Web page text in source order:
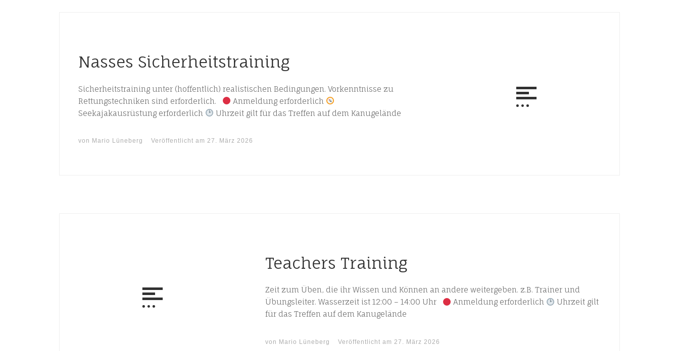
Nasses Sicherheitstraining
Sicherheitstraining unter (hoffentlich) realistischen Bedingungen. Vorkenntnisse zu
Rettungstechniken sind erforderlich.
Anmeldung erforderlich
Seekajakausrüstung erforderlich
Uhrzeit gilt für das Treffen auf dem Kanugelände
von Mario Lüneberg Veröffentlicht am 27. März 2026
Teachers Training
Zeit zum Üben, die ihr Wissen und Können an andere weitergeben. z.B. Trainer und
Übungsleiter. Wasserzeit ist 12:00 – 14:00 Uhr
Anmeldung erforderlich
Uhrzeit gilt
für das Treffen auf dem Kanugelände
von Mario Lüneberg Veröffentlicht am 27. März 2026